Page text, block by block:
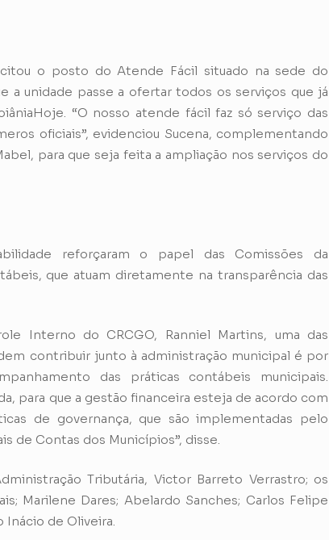
o posto do Atende Fácil situado na sede do
a unidade passe a ofertar todos os serviços que já
“O nosso atende fácil faz só serviço das
oficiais”, evidenciou Sucena, complementando
para que seja feita a ampliação nos serviços do
reforçaram o papel das Comissões da
que atuam diretamente na transparência das
Interno do CRCGO, Ranniel Martins, uma das
contribuir junto à administração municipal é por
das práticas contábeis municipais.
para que a gestão financeira esteja de acordo com
de governança, que são implementadas pelo
de Contas dos Municípios”, disse.
Tributária, Victor Barreto Verrastro; os
Marilene Dares; Abelardo Sanches; Carlos Felipe
de Oliveira.